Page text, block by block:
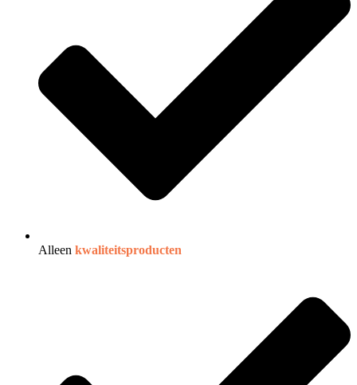
Alleen kwaliteitsproducten